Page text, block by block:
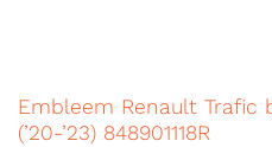
Embleem Renault Trafic
(’20-’23) 848901118R